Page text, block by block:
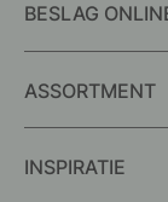
BESLAG
ASSORTMENT
INSPIRATIE